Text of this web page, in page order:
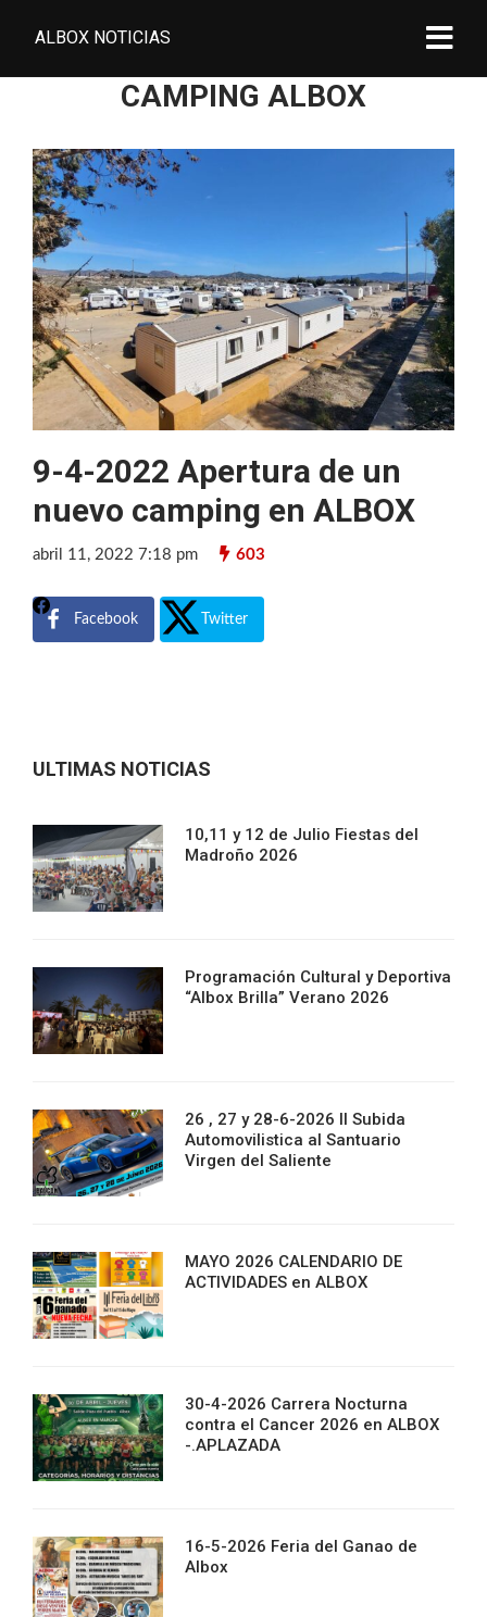
ALBOX NOTICIAS
CAMPING ALBOX
9-4-2022 Apertura de un
nuevo camping en ALBOX
abril 11, 2022 7:18 pm 603
Facebook Twitter
ULTIMAS NOTICIAS
10,11 y 12 de Julio Fiestas del
Madroño 2026
Programación Cultural y Deportiva
“Albox Brilla” Verano 2026
26 , 27 y 28-6-2026 II Subida
Automovilistica al Santuario
Virgen del Saliente
MAYO 2026 CALENDARIO DE
ACTIVIDADES en ALBOX
30-4-2026 Carrera Nocturna
contra el Cancer 2026 en ALBOX
-.APLAZADA
16-5-2026 Feria del Ganao de
Albox